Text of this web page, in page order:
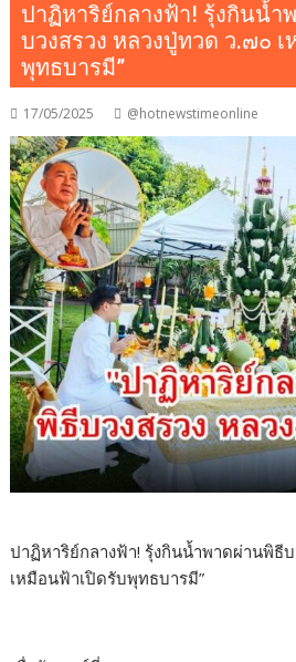
ปาฏิหาริย์กลางฟ้า! รุ้งกินน้ำ
บวงสรวง หลวงปู่ทวด ว.๗๐
พุทธบารมี”
17/05/2025 @hotnewstimeonline
ปาฏิหาริย์กลางฟ้า! รุ้งกินน้ำพาดผ่านพิธี
เหมือนฟ้าเปิดรับพุทธบารมี”